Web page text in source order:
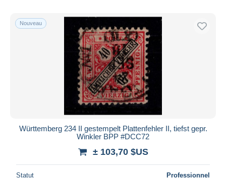
Nouveau
Württemberg 234 II gestempelt Plattenfehler II, tiefst gepr.
Winkler BPP #DCC72
± 103,70 $US
Statut Professionnel